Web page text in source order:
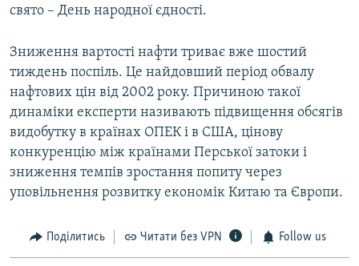
свято – День народної єдності.
Зниження вартості нафти триває вже шостий
тиждень поспіль. Це найдовший період обвалу
нафтових цін від 2002 року. Причиною такої
динаміки експерти називають підвищення обсягів
видобутку в країнах ОПЕК і в США, цінову
конкуренцію між країнами Перської затоки і
зниження темпів зростання попиту через
уповільнення розвитку економік Китаю та Європи.
Поділитись Читати без VPN Follow us